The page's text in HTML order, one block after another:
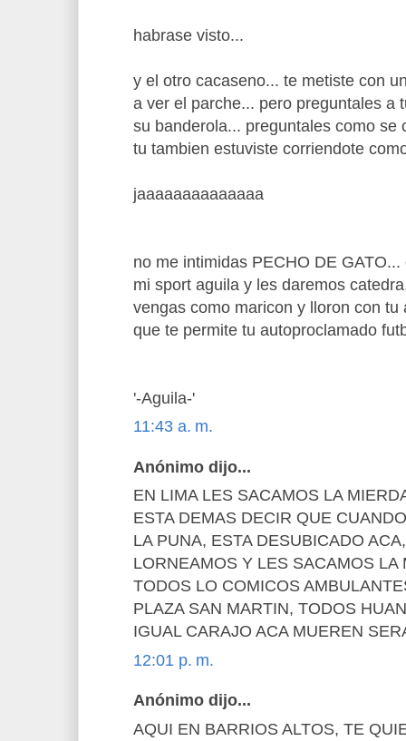
habrase visto...
y el otro cacaseno... te metiste con
a ver el parche... pero preguntales a
su banderola... preguntales como se
tu tambien estuviste corriendote
jaaaaaaaaaaaaaa
no me intimidas PECHO DE
mi sport aguila y les daremos
vengas como maricon y lloron con
que te permite tu autoproclamado
'-Aguila-'
11:43 a. m.
Anónimo dijo...
EN LIMA LES SACAMOS LA
ESTA DEMAS DECIR QUE
LA PUNA, ESTA DESUBICADO
LORNEAMOS Y LES SACAMOS LA
TODOS LO COMICOS
PLAZA SAN MARTIN, TODOS
IGUAL CARAJO ACA MUEREN
12:01 p. m.
Anónimo dijo...
AQUI EN BARRIOS ALTOS, TE